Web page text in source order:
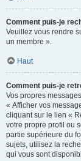
Comment puis-je
Veuillez vous rendre
un membre ».
Haut
Comment puis-je
Vos propres
« Afficher vos
cliquant sur le lien «
votre propre profil ou
partie supérieure du
sujets, utilisez la
qui vous sont